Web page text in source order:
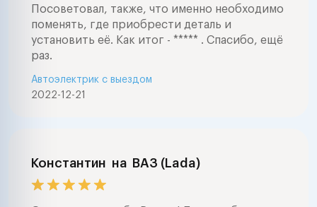
Посоветовал, также, что именно необходимо
поменять, где приобрести деталь и
установить её. Как итог - ***** . Спасибо, ещё
раз.
2022-12-21
Автоэлектрик с выездом
Константин на ВАЗ (Lada)